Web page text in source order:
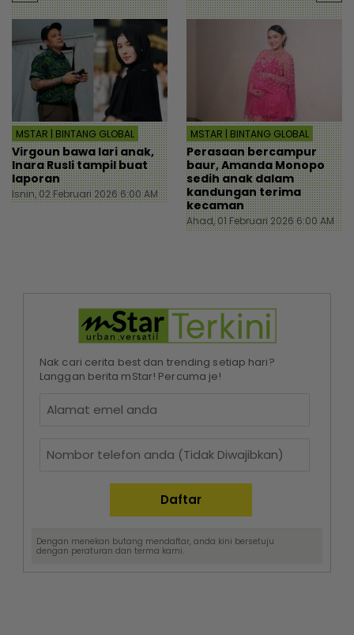
MSTAR | BINTANG GLOBAL
Virgoun bawa lari anak,
Inara Rusli tampil buat
laporan
Isnin, 02 Februari 2026 6:00 AM
MSTAR | BINTANG GLOBAL
Perasaan bercampur
baur, Amanda Monopo
sedih anak dalam
kandungan terima
kecaman
Ahad, 01 Februari 2026 6:00 AM
Nak cari cerita best dan trending setiap hari?
Langgan berita mStar! Percuma je!
Dengan menekan butang mendaftar, anda kini bersetuju
dengan peraturan dan terma kami.